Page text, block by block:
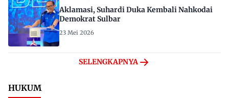
Aklamasi, Suhardi Duka Kembali Nahkodai
Demokrat Sulbar
23 Mei 2026
SELENGKAPNYA
HUKUM